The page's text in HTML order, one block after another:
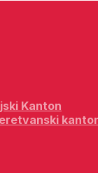
Kanton